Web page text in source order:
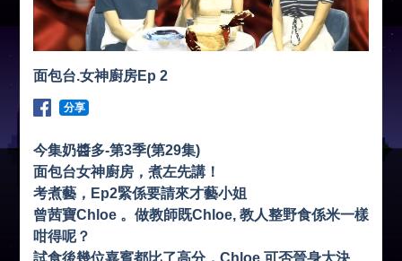
面包台.女神廚房Ep 2
分享
今集奶醬多-第3季(第29集)
面包台女神廚房，煮左先講！
考煮藝，Ep2緊係要請來才藝小姐
曾茜寶Chloe 。做教師既Chloe, 教人整野食係米一樣
咁得呢？
試食後幾位嘉賓都比了高分，Chloe 可否晉身大決